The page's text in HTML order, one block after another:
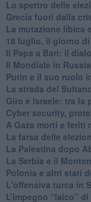
Lo spettro delle
Grecia fuori dalla
La mutazione libica
18 luglio, il giorno di
Il Papa a Bari: il
Il Mondiale in
Putin e il suo ruolo
La strada del
Giro e Israele: tra la
Cyber security,
A Gaza morti e feriti
La farsa delle
La Palestina dopo
La Serbia e il
Polonia e altri stati
L'offensiva turca in
L’impegno “laico”